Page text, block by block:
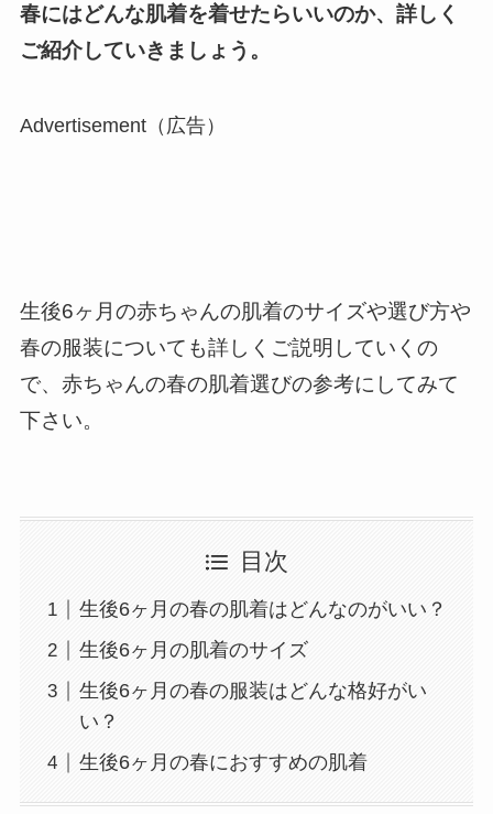
春にはどんな肌着を着せたらいいのか、詳しく
ご紹介していきましょう。
Advertisement（広告）
生後6ヶ月の赤ちゃんの肌着のサイズや選び方や
春の服装についても詳しくご説明していくの
で、赤ちゃんの春の肌着選びの参考にしてみて
下さい。
目次
生後6ヶ月の春の肌着はどんなのがいい？
生後6ヶ月の肌着のサイズ
生後6ヶ月の春の服装はどんな格好がい
い？
生後6ヶ月の春におすすめの肌着